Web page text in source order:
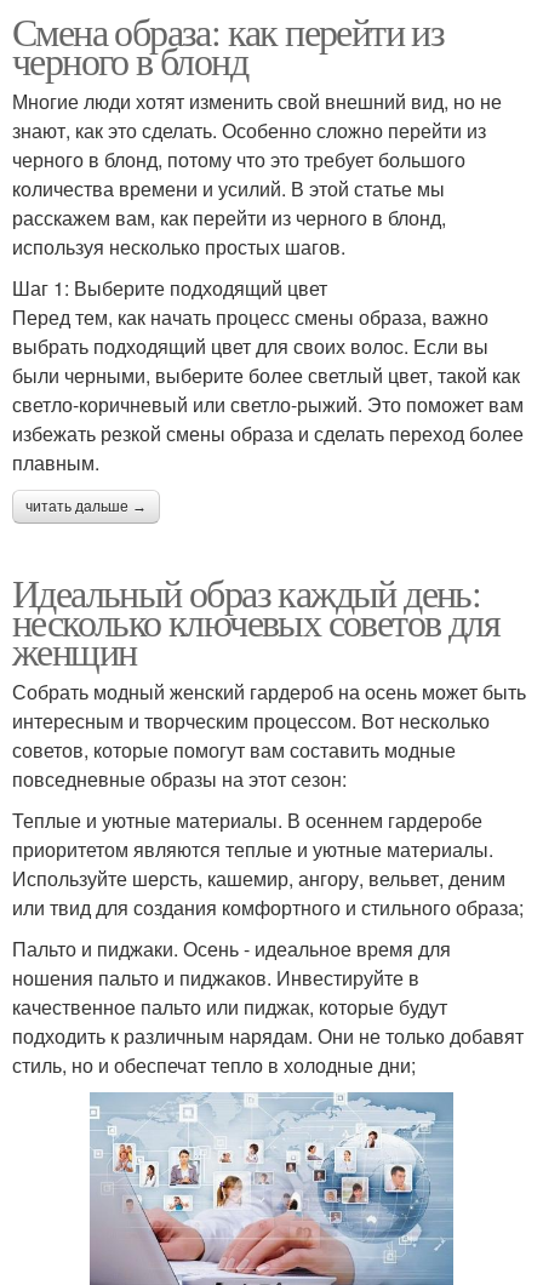
Смена образа: как перейти из
черного в блонд
Многие люди хотят изменить свой внешний вид, но не
знают, как это сделать. Особенно сложно перейти из
черного в блонд, потому что это требует большого
количества времени и усилий. В этой статье мы
расскажем вам, как перейти из черного в блонд,
используя несколько простых шагов.
Шаг 1: Выберите подходящий цвет
Перед тем, как начать процесс смены образа, важно
выбрать подходящий цвет для своих волос. Если вы
были черными, выберите более светлый цвет, такой как
светло-коричневый или светло-рыжий. Это поможет вам
избежать резкой смены образа и сделать переход более
плавным.
читать дальше →
Идеальный образ каждый день:
несколько ключевых советов для
женщин
Собрать модный женский гардероб на осень может быть
интересным и творческим процессом. Вот несколько
советов, которые помогут вам составить модные
повседневные образы на этот сезон:
Теплые и уютные материалы. В осеннем гардеробе
приоритетом являются теплые и уютные материалы.
Используйте шерсть, кашемир, ангору, вельвет, деним
или твид для создания комфортного и стильного образа;
Пальто и пиджаки. Осень - идеальное время для
ношения пальто и пиджаков. Инвестируйте в
качественное пальто или пиджак, которые будут
подходить к различным нарядам. Они не только добавят
стиль, но и обеспечат тепло в холодные дни;